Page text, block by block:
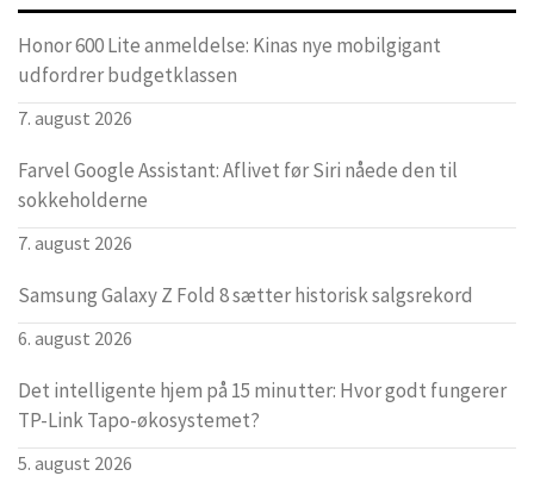
Honor 600 Lite anmeldelse: Kinas nye mobilgigant
udfordrer budgetklassen
7. august 2026
Farvel Google Assistant: Aflivet før Siri nåede den til
sokkeholderne
7. august 2026
Samsung Galaxy Z Fold 8 sætter historisk salgsrekord
6. august 2026
Det intelligente hjem på 15 minutter: Hvor godt fungerer
TP-Link Tapo-økosystemet?
5. august 2026